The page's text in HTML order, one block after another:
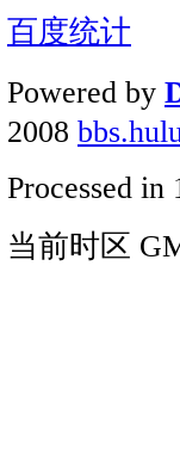
百度统计
Powered by
2008
Processed in
当前时区